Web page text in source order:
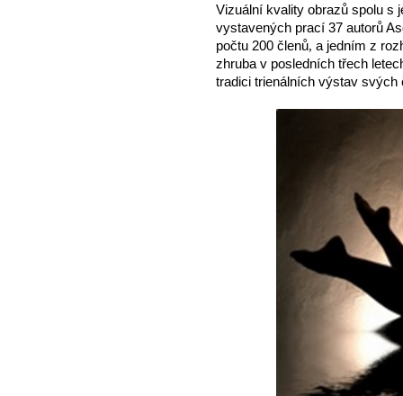
Vizuální kvality obrazů spolu s
vystavených prací 37 autorů
počtu 200 členů, a jedním z
zhruba v posledních třech
tradici trienálních výstav